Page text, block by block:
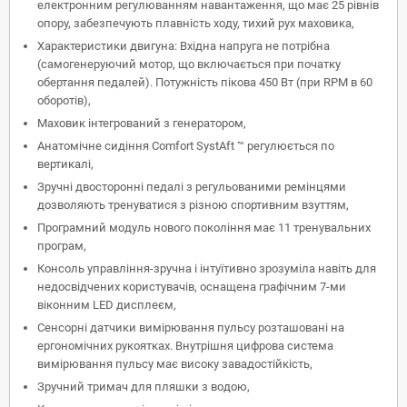
електронним регулюванням навантаження, що має 25 рівнів
опору, забезпечують плавність ходу, тихий рух маховика,
Характеристики двигуна: Вхідна напруга не потрібна
(самогенеруючий мотор, що включається при початку
обертання педалей). Потужність пікова 450 Вт (при RPM в 60
оборотів),
Маховик інтегрований з генератором,
Анатомічне сидіння Comfort SystAft ™ регулюється по
вертикалі,
Зручні двосторонні педалі з регульованими ремінцями
дозволяють тренуватися з різною спортивним взуттям,
Програмний модуль нового покоління має 11 тренувальних
програм,
Консоль управління-зручна і інтуїтивно зрозуміла навіть для
недосвідчених користувачів, оснащена графічним 7-ми
віконним LED дисплеєм,
Сенсорні датчики вимірювання пульсу розташовані на
ергономічних рукоятках. Внутрішня цифрова система
вимірювання пульсу має високу завадостійкість,
Зручний тримач для пляшки з водою,